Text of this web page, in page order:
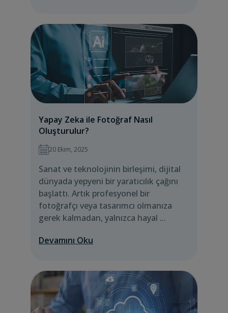
Yapay Zeka ile Fotoğraf Nasıl
Oluşturulur?
20 Ekim, 2025
Sanat ve teknolojinin birleşimi, dijital
dünyada yepyeni bir yaratıcılık çağını
başlattı. Artık profesyonel bir
fotoğrafçı veya tasarımcı olmanıza
gerek kalmadan, yalnızca hayal ...
Devamını Oku